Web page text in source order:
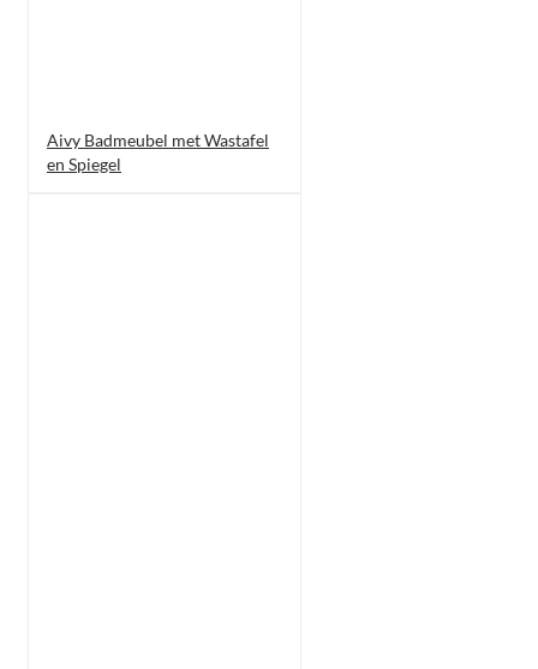
Aivy Badmeubel met Wastafel
en Spiegel